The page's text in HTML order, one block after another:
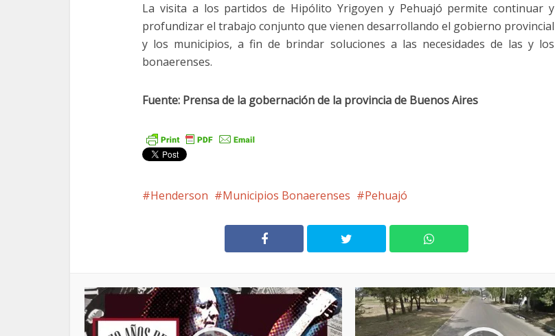
La visita a los partidos de Hipólito Yrigoyen y Pehuajó permite continuar y
profundizar el trabajo conjunto que vienen desarrollando el gobierno provincial
y los municipios, a fin de brindar soluciones a las necesidades de las y los
bonaerenses.
Fuente: Prensa de la gobernación de la provincia de Buenos Aires
Henderson Municipios Bonaerenses Pehuajó